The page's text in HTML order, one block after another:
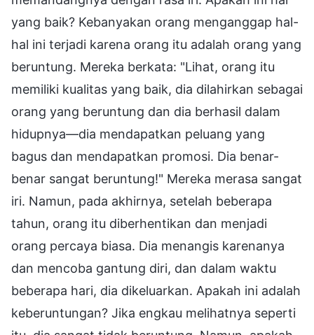
yang baik? Kebanyakan orang menganggap hal-
hal ini terjadi karena orang itu adalah orang yang
beruntung. Mereka berkata: "Lihat, orang itu
memiliki kualitas yang baik, dia dilahirkan sebagai
orang yang beruntung dan dia berhasil dalam
hidupnya—dia mendapatkan peluang yang
bagus dan mendapatkan promosi. Dia benar-
benar sangat beruntung!" Mereka merasa sangat
iri. Namun, pada akhirnya, setelah beberapa
tahun, orang itu diberhentikan dan menjadi
orang percaya biasa. Dia menangis karenanya
dan mencoba gantung diri, dan dalam waktu
beberapa hari, dia dikeluarkan. Apakah ini adalah
keberuntungan? Jika engkau melihatnya seperti